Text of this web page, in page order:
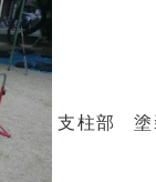
支柱部 塗